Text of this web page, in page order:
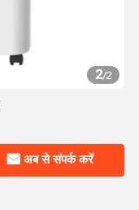
2/2
अब से संपर्क करें